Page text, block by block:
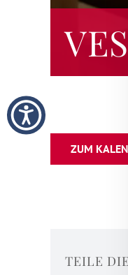
ZUM
TEILE